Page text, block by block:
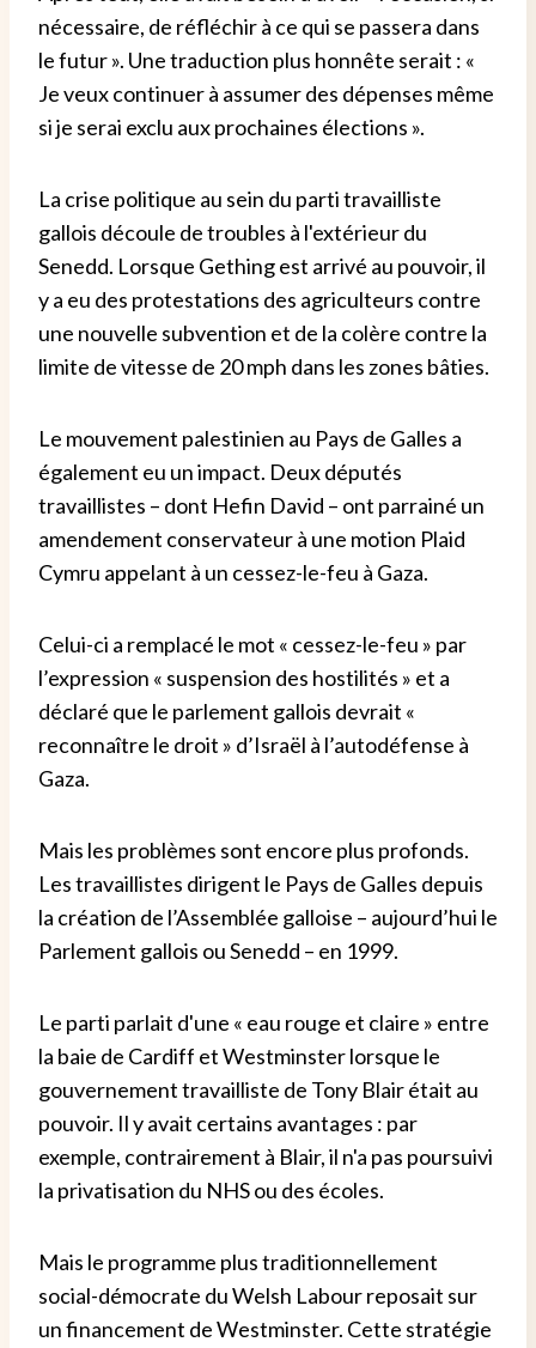
nécessaire, de réfléchir à ce qui se passera dans
le futur ». Une traduction plus honnête serait : «
Je veux continuer à assumer des dépenses même
si je serai exclu aux prochaines élections ».
La crise politique au sein du parti travailliste
gallois découle de troubles à l'extérieur du
Senedd. Lorsque Gething est arrivé au pouvoir, il
y a eu des protestations des agriculteurs contre
une nouvelle subvention et de la colère contre la
limite de vitesse de 20 mph dans les zones bâties.
Le mouvement palestinien au Pays de Galles a
également eu un impact. Deux députés
travaillistes – dont Hefin David – ont parrainé un
amendement conservateur à une motion Plaid
Cymru appelant à un cessez-le-feu à Gaza.
Celui-ci a remplacé le mot « cessez-le-feu » par
l’expression « suspension des hostilités » et a
déclaré que le parlement gallois devrait «
reconnaître le droit » d’Israël à l’autodéfense à
Gaza.
Mais les problèmes sont encore plus profonds.
Les travaillistes dirigent le Pays de Galles depuis
la création de l’Assemblée galloise – aujourd’hui le
Parlement gallois ou Senedd – en 1999.
Le parti parlait d'une « eau rouge et claire » entre
la baie de Cardiff et Westminster lorsque le
gouvernement travailliste de Tony Blair était au
pouvoir. Il y avait certains avantages : par
exemple, contrairement à Blair, il n'a pas poursuivi
la privatisation du NHS ou des écoles.
Mais le programme plus traditionnellement
social-démocrate du Welsh Labour reposait sur
un financement de Westminster. Cette stratégie